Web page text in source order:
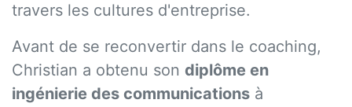
travers les cultures d'entreprise.
Avant de se reconvertir dans le coaching,
Christian a obtenu son diplôme en
ingénierie des communications à